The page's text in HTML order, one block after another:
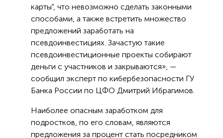
карты", что невозможно сделать законными
способами, а также встретить множество
предложений заработать на
псевдоинвестициях. Зачастую такие
псевдоинвестиционные проекты собирают
деньги с участников и закрываются», —
сообщил эксперт по кибербезопасности ГУ
Банка России по ЦФО Дмитрий Ибрагимов.
Наиболее опасным заработком для
подростков, по его словам, являются
предложения за процент стать посредником